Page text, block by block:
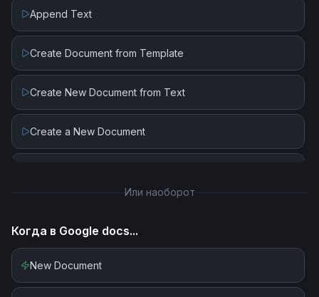
Append Text
Create Document from Template
Create New Document from Text
Create a New Document
Replace Text
Upload Document
Или наоборот
Когда в Google docs...
New Document